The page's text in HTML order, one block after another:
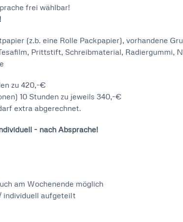
frei wählbar!
(z.b. eine Rolle Packpapier), vorhandene
Prittstift, Schreibmaterial, Radiergummi,
zu 420,-€
10 Stunden zu jeweils 340,-€
extra abgerechnet.
- nach Absprache!
am Wochenende möglich
individuell aufgeteilt